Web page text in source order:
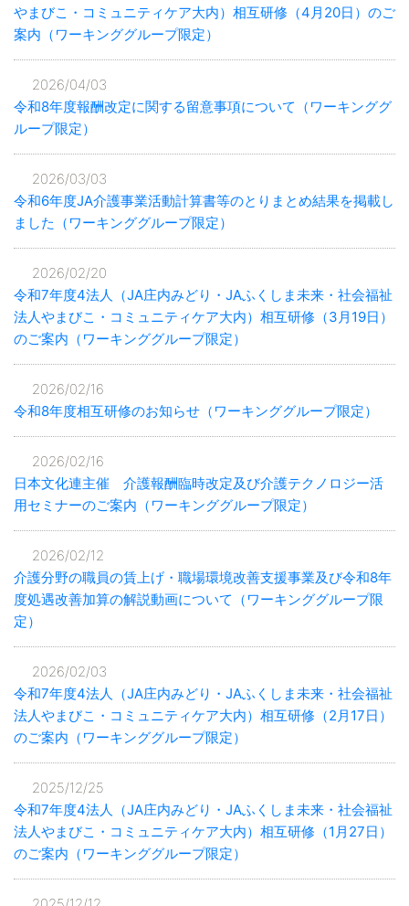
やまびこ・コミュニティケア大内）相互研修（4月20日）のご
案内（ワーキンググループ限定）
2026/04/03
令和8年度報酬改定に関する留意事項について（ワーキンググ
ループ限定）
2026/03/03
令和6年度JA介護事業活動計算書等のとりまとめ結果を掲載し
ました（ワーキンググループ限定）
2026/02/20
令和7年度4法人（JA庄内みどり・JAふくしま未来・社会福祉
法人やまびこ・コミュニティケア大内）相互研修（3月19日）
のご案内（ワーキンググループ限定）
2026/02/16
令和8年度相互研修のお知らせ（ワーキンググループ限定）
2026/02/16
日本文化連主催 介護報酬臨時改定及び介護テクノロジー活
用セミナーのご案内（ワーキンググループ限定）
2026/02/12
介護分野の職員の賃上げ・職場環境改善支援事業及び令和8年
度処遇改善加算の解説動画について（ワーキンググループ限
定）
2026/02/03
令和7年度4法人（JA庄内みどり・JAふくしま未来・社会福祉
法人やまびこ・コミュニティケア大内）相互研修（2月17日）
のご案内（ワーキンググループ限定）
2025/12/25
令和7年度4法人（JA庄内みどり・JAふくしま未来・社会福祉
法人やまびこ・コミュニティケア大内）相互研修（1月27日）
のご案内（ワーキンググループ限定）